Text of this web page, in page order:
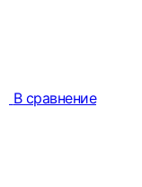
В сравнение